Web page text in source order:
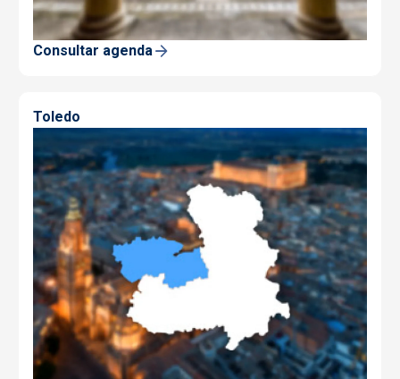
Consultar agenda
Toledo